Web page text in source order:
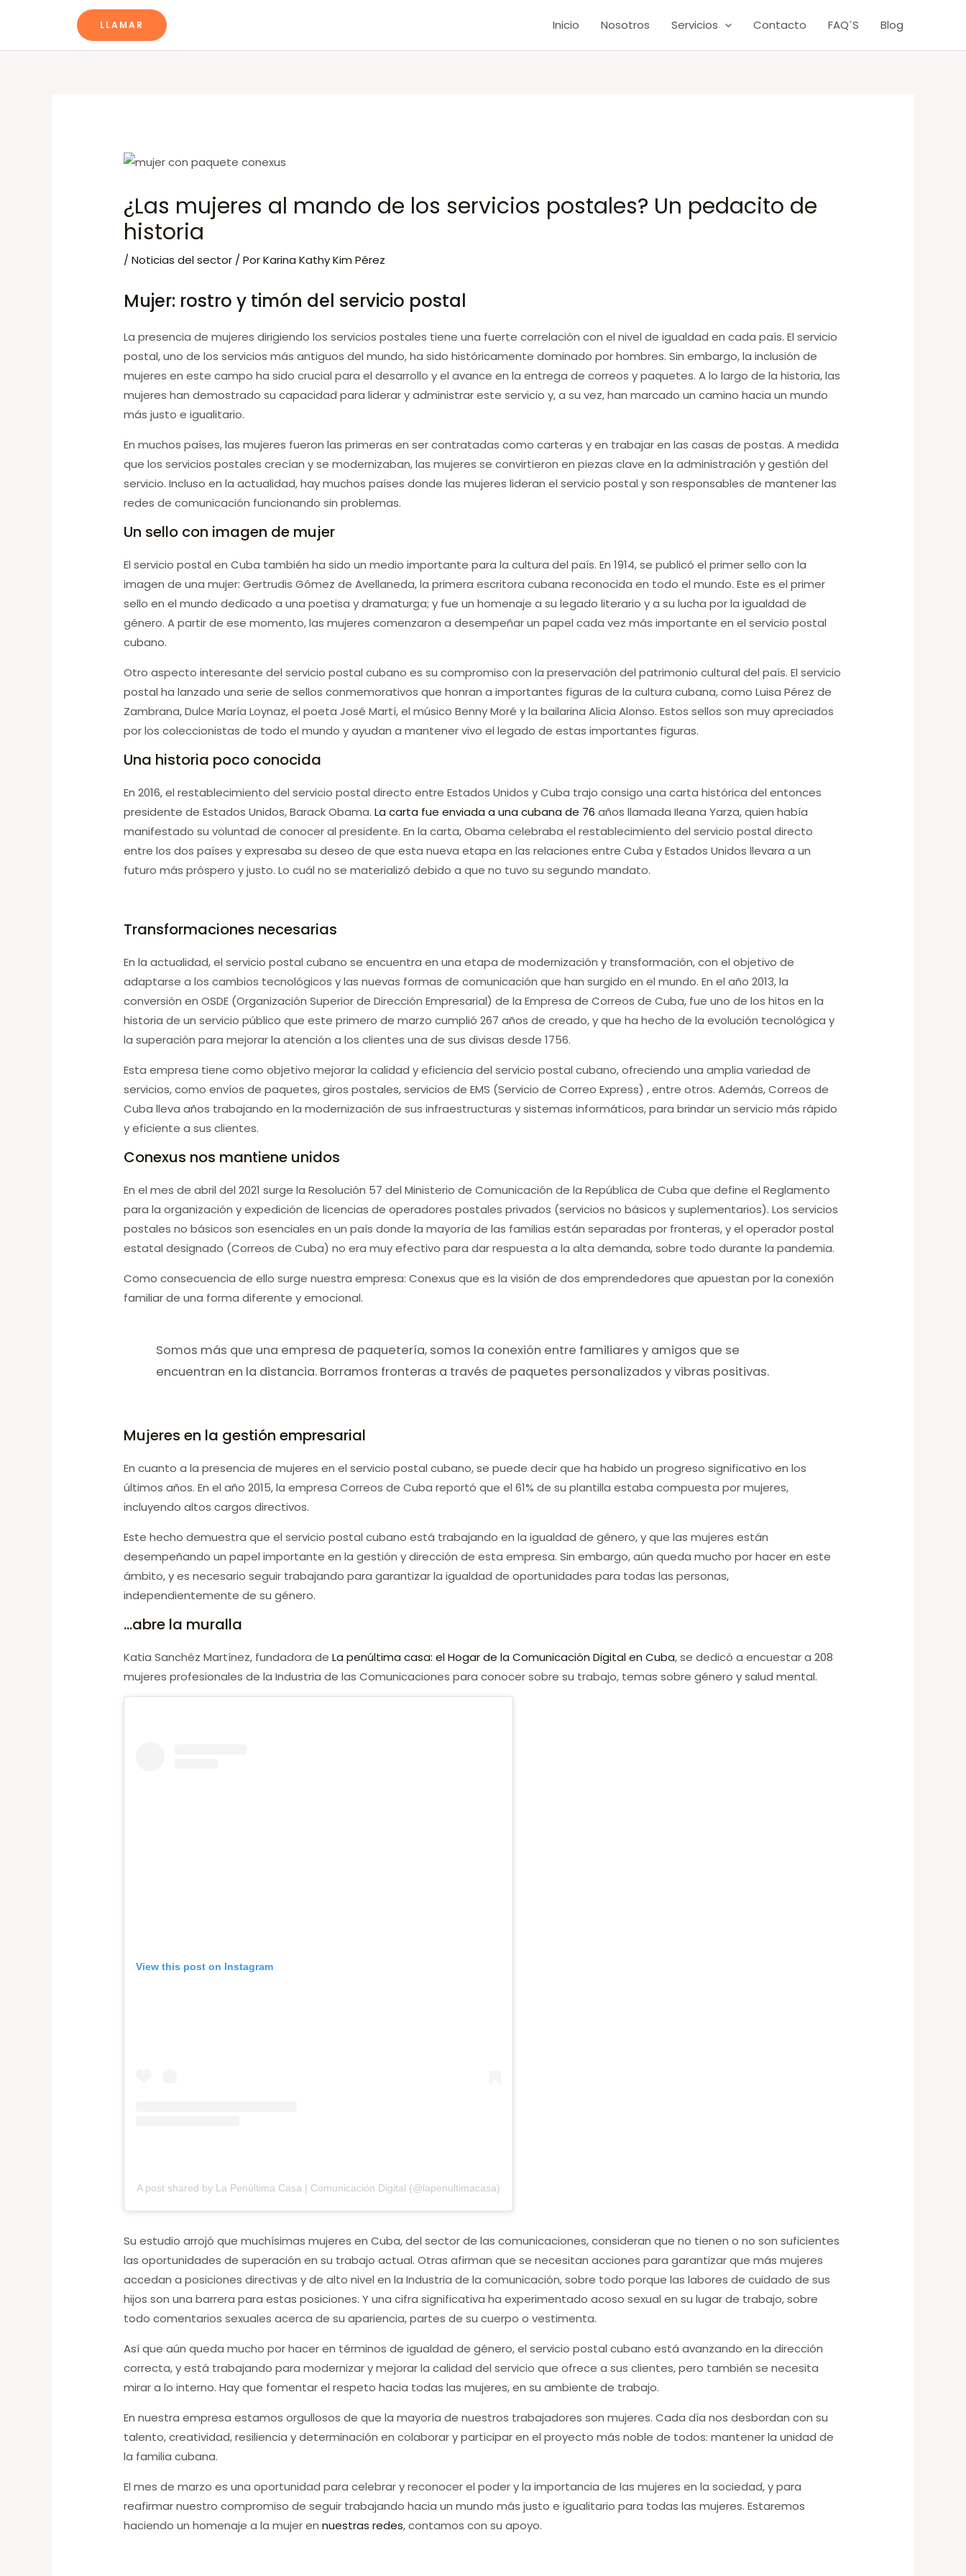
contenido
LLAMAR Inicio Nosotros Servicios Contacto FAQ´S Blog
¿Las mujeres al mando de los servicios postales? Un pedacito de
historia
/Noticias del sector / PorKarina Kathy Kim Pérez
Mujer: rostro y timón del servicio postal
La presencia de mujeres dirigiendo los servicios postales tiene una fuerte correlación con el nivel de igualdad en cada país. El servicio
postal, uno de los servicios más antiguos del mundo, ha sido históricamente dominado por hombres. Sin embargo, la inclusión de
mujeres en este campo ha sido crucial para el desarrollo y el avance en la entrega de correos y paquetes. A lo largo de la historia, las
mujeres han demostrado su capacidad para liderar y administrar este servicio y, a su vez, han marcado un camino hacia un mundo
más justo e igualitario.
En muchos países, las mujeres fueron las primeras en ser contratadas como carteras y en trabajar en las casas de postas. A medida
que los servicios postales crecían y se modernizaban, las mujeres se convirtieron en piezas clave en la administración y gestión del
servicio. Incluso en la actualidad, hay muchos países donde las mujeres lideran el servicio postal y son responsables de mantener las
redes de comunicación funcionando sin problemas.
Un sello con imagen de mujer
El servicio postal en Cuba también ha sido un medio importante para la cultura del país. En 1914, se publicó el primer sello con la
imagen de una mujer: Gertrudis Gómez de Avellaneda, la primera escritora cubana reconocida en todo el mundo. Este es el primer
sello en el mundo dedicado a una poetisa y dramaturga; y fue un homenaje a su legado literario y a su lucha por la igualdad de
género. A partir de ese momento, las mujeres comenzaron a desempeñar un papel cada vez más importante en el servicio postal
cubano.
Otro aspecto interesante del servicio postal cubano es su compromiso con la preservación del patrimonio cultural del país. El servicio
postal ha lanzado una serie de sellos conmemorativos que honran a importantes figuras de la cultura cubana, como Luisa Pérez de
Zambrana, Dulce María Loynaz, el poeta José Martí, el músico Benny Moré y la bailarina Alicia Alonso. Estos sellos son muy apreciados
por los coleccionistas de todo el mundo y ayudan a mantener vivo el legado de estas importantes figuras.
Una historia poco conocida
En 2016, el restablecimiento del servicio postal directo entre Estados Unidos y Cuba trajo consigo una carta histórica del entonces
presidente de Estados Unidos, Barack Obama.La carta fue enviada a una cubana de 76 años llamada Ileana Yarza, quien había
manifestado su voluntad de conocer al presidente. En la carta, Obama celebraba el restablecimiento del servicio postal directo
entre los dos países y expresaba su deseo de que esta nueva etapa en las relaciones entre Cuba y Estados Unidos llevara a un
futuro más próspero y justo. Lo cuál no se materializó debido a que no tuvo su segundo mandato.
Transformaciones necesarias
En la actualidad, el servicio postal cubano se encuentra en una etapa de modernización y transformación, con el objetivo de
adaptarse a los cambios tecnológicos y las nuevas formas de comunicación que han surgido en el mundo. En el año 2013, la
conversión en OSDE (Organización Superior de Dirección Empresarial) de la Empresa de Correos de Cuba, fue uno de los hitos en la
historia de un servicio público que este primero de marzo cumplió 267 años de creado, y que ha hecho de la evolución tecnológica y
la superación para mejorar la atención a los clientes una de sus divisas desde 1756.
Esta empresa tiene como objetivo mejorar la calidad y eficiencia del servicio postal cubano, ofreciendo una amplia variedad de
servicios, como envíos de paquetes, giros postales, servicios de EMS (Servicio de Correo Express) , entre otros. Además, Correos de
Cuba lleva años trabajando en la modernización de sus infraestructuras y sistemas informáticos, para brindar un servicio más rápido
y eficiente a sus clientes.
Conexus nos mantiene unidos
En el mes de abril del 2021 surge la Resolución 57 del Ministerio de Comunicación de la República de Cuba que define el Reglamento
para la organización y expedición de licencias de operadores postales privados (servicios no básicos y suplementarios). Los servicios
postales no básicos son esenciales en un país donde la mayoría de las familias están separadas por fronteras, y el operador postal
estatal designado (Correos de Cuba) no era muy efectivo para dar respuesta a la alta demanda, sobre todo durante la pandemia.
Como consecuencia de ello surge nuestra empresa: Conexus que es la visión de dos emprendedores que apuestan por la conexión
familiar de una forma diferente y emocional.
Somos más que una empresa de paquetería, somos la conexión entre familiares y amigos que se
encuentran en la distancia. Borramos fronteras a través de paquetes personalizados y vibras positivas.
Mujeres en la gestión empresarial
En cuanto a la presencia de mujeres en el servicio postal cubano, se puede decir que ha habido un progreso significativo en los
últimos años. En el año 2015, la empresa Correos de Cuba reportó que el 61% de su plantilla estaba compuesta por mujeres,
incluyendo altos cargos directivos.
Este hecho demuestra que el servicio postal cubano está trabajando en la igualdad de género, y que las mujeres están
desempeñando un papel importante en la gestión y dirección de esta empresa. Sin embargo, aún queda mucho por hacer en este
ámbito, y es necesario seguir trabajando para garantizar la igualdad de oportunidades para todas las personas,
independientemente de su género.
…abre la muralla
Katia Sanchéz Martínez, fundadora deLa penúltima casa: el Hogar de la Comunicación Digital en Cuba, se dedicó a encuestar a 208
mujeres profesionales de la Industria de las Comunicaciones para conocer sobre su trabajo, temas sobre género y salud mental.
View this post on Instagram
A post shared by La Penúltima Casa | Comunicación Digital (@lapenultimacasa)
Su estudio arrojó que muchísimas mujeres en Cuba, del sector de las comunicaciones, consideran que no tienen o no son suficientes
las oportunidades de superación en su trabajo actual. Otras afirman que se necesitan acciones para garantizar que más mujeres
accedan a posiciones directivas y de alto nivel en la Industria de la comunicación, sobre todo porque las labores de cuidado de sus
hijos son una barrera para estas posiciones. Y una cifra significativa ha experimentado acoso sexual en su lugar de trabajo, sobre
todo comentarios sexuales acerca de su apariencia, partes de su cuerpo o vestimenta.
Así que aún queda mucho por hacer en términos de igualdad de género, el servicio postal cubano está avanzando en la dirección
correcta, y está trabajando para modernizar y mejorar la calidad del servicio que ofrece a sus clientes, pero también se necesita
mirar a lo interno. Hay que fomentar el respeto hacia todas las mujeres, en su ambiente de trabajo.
En nuestra empresa estamos orgullosos de que la mayoría de nuestros trabajadores son mujeres. Cada día nos desbordan con su
talento, creatividad, resiliencia y determinación en colaborar y participar en el proyecto más noble de todos: mantener la unidad de
la familia cubana.
El mes de marzo es una oportunidad para celebrar y reconocer el poder y la importancia de las mujeres en la sociedad, y para
reafirmar nuestro compromiso de seguir trabajando hacia un mundo más justo e igualitario para todas las mujeres. Estaremos
haciendo un homenaje a la mujer ennuestras redes, contamos con su apoyo.
Navegación
de
entradas